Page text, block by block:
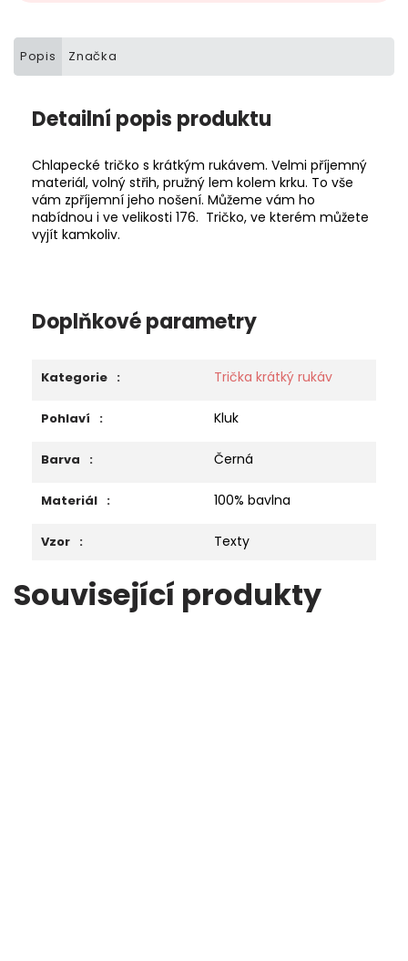
Popis Značka
Detailní popis produktu
Chlapecké tričko s krátkým rukávem. Velmi příjemný
materiál, volný střih, pružný lem kolem krku. To vše
vám zpříjemní jeho nošení. Můžeme vám ho
nabídnou i ve velikosti 176. Tričko, ve kterém můžete
vyjít kamkoliv.
Doplňkové parametry
Kategorie : Trička krátký rukáv
Pohlaví : Kluk
Barva : Černá
Materiál : 100% bavlna
Vzor : Texty
Související produkty